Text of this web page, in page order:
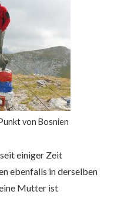
von Bosnien
einiger Zeit
ebenfalls in derselben
Mutter ist